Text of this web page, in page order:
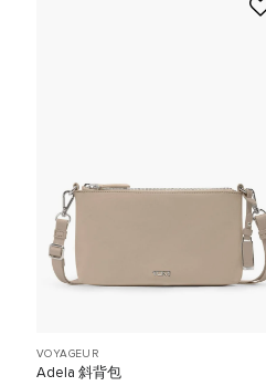
VOYAGEUR
Adela 斜背包